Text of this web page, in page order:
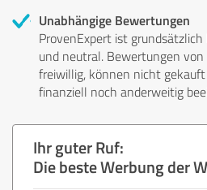
Unabhängige Bewertungen
ProvenExpert ist
und neutral. Bewertungen
freiwillig, können nicht
finanziell noch anderweitig
Ihr guter Ruf:
Die beste Werbung der